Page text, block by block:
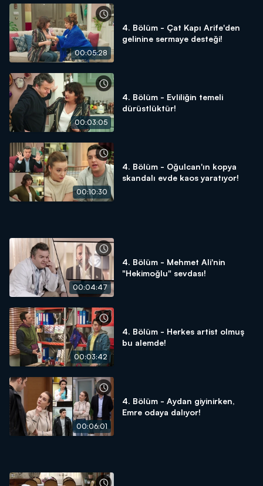
00:05:28
4. Bölüm - Çat Kapı Arife'den
gelinine sermaye desteği!
00:03:05
4. Bölüm - Evliliğin temeli
dürüstlüktür!
00:10:30
4. Bölüm - Oğulcan'ın kopya
skandalı evde kaos yaratıyor!
00:04:47
4. Bölüm - Mehmet Ali'nin
"Hekimoğlu" sevdası!
00:03:42
4. Bölüm - Herkes artist olmuş
bu alemde!
00:06:01
4. Bölüm - Aydan giyinirken,
Emre odaya dalıyor!